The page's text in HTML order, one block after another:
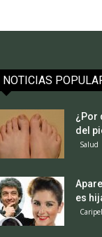
NOTICIAS
¿Por
del
Salud
es